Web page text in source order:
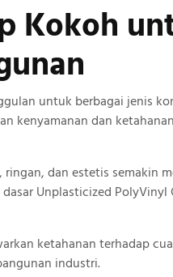
Kokoh
untuk berbagai jenis
kenyamanan dan ketahanan
dan estetis semakin
Unplasticized PolyVinyl
ketahanan terhadap
industri.